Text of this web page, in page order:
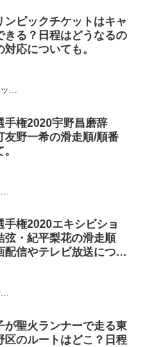
ンピックチケットはキャ
きる？日程はどうなるの
対応についても。
...
手権2020宇野昌磨辞
友野一希の滑走順/順番
手権2020エキシビショ
弦・紀平梨花の滑走順
配信やテレビ放送につい
が聖火ランナーで走る東
区のルートはどこ？日程